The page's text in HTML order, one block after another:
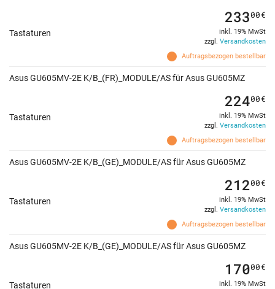
Tastaturen
Auftragsbezogen bestellbar
23300€
inkl. 19% MwSt
zzgl. Versandkosten
Asus GU605MV-2E K/B_(FR)_MODULE/AS für Asus GU605MZ
Tastaturen
Auftragsbezogen bestellbar
22400€
inkl. 19% MwSt
zzgl. Versandkosten
Asus GU605MV-2E K/B_(GE)_MODULE/AS für Asus GU605MZ
Tastaturen
Auftragsbezogen bestellbar
21200€
inkl. 19% MwSt
zzgl. Versandkosten
Asus GU605MV-2E K/B_(GE)_MODULE/AS für Asus GU605MZ
Tastaturen
17000€
inkl. 19% MwSt